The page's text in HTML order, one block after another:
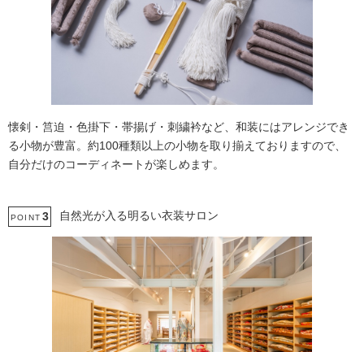
懐剣・筥迫・色掛下・帯揚げ・刺繍衿など、和装にはアレンジでき
る小物が豊富。約100種類以上の小物を取り揃えておりますので、
自分だけのコーディネートが楽しめます。
POINT 3 自然光が入る明るい衣装サロン